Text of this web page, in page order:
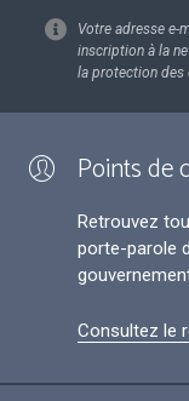
Votre adresse e-
inscription à la
la protection des
Points de
Retrouvez
porte-parole
Consultez le